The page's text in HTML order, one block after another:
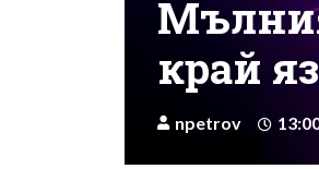
край
npetrov